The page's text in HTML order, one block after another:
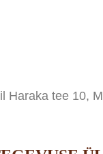
Haraka tee 10,